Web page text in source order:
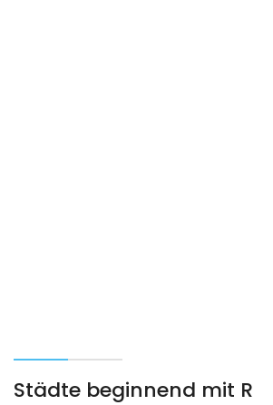
Städte beginnend mit R